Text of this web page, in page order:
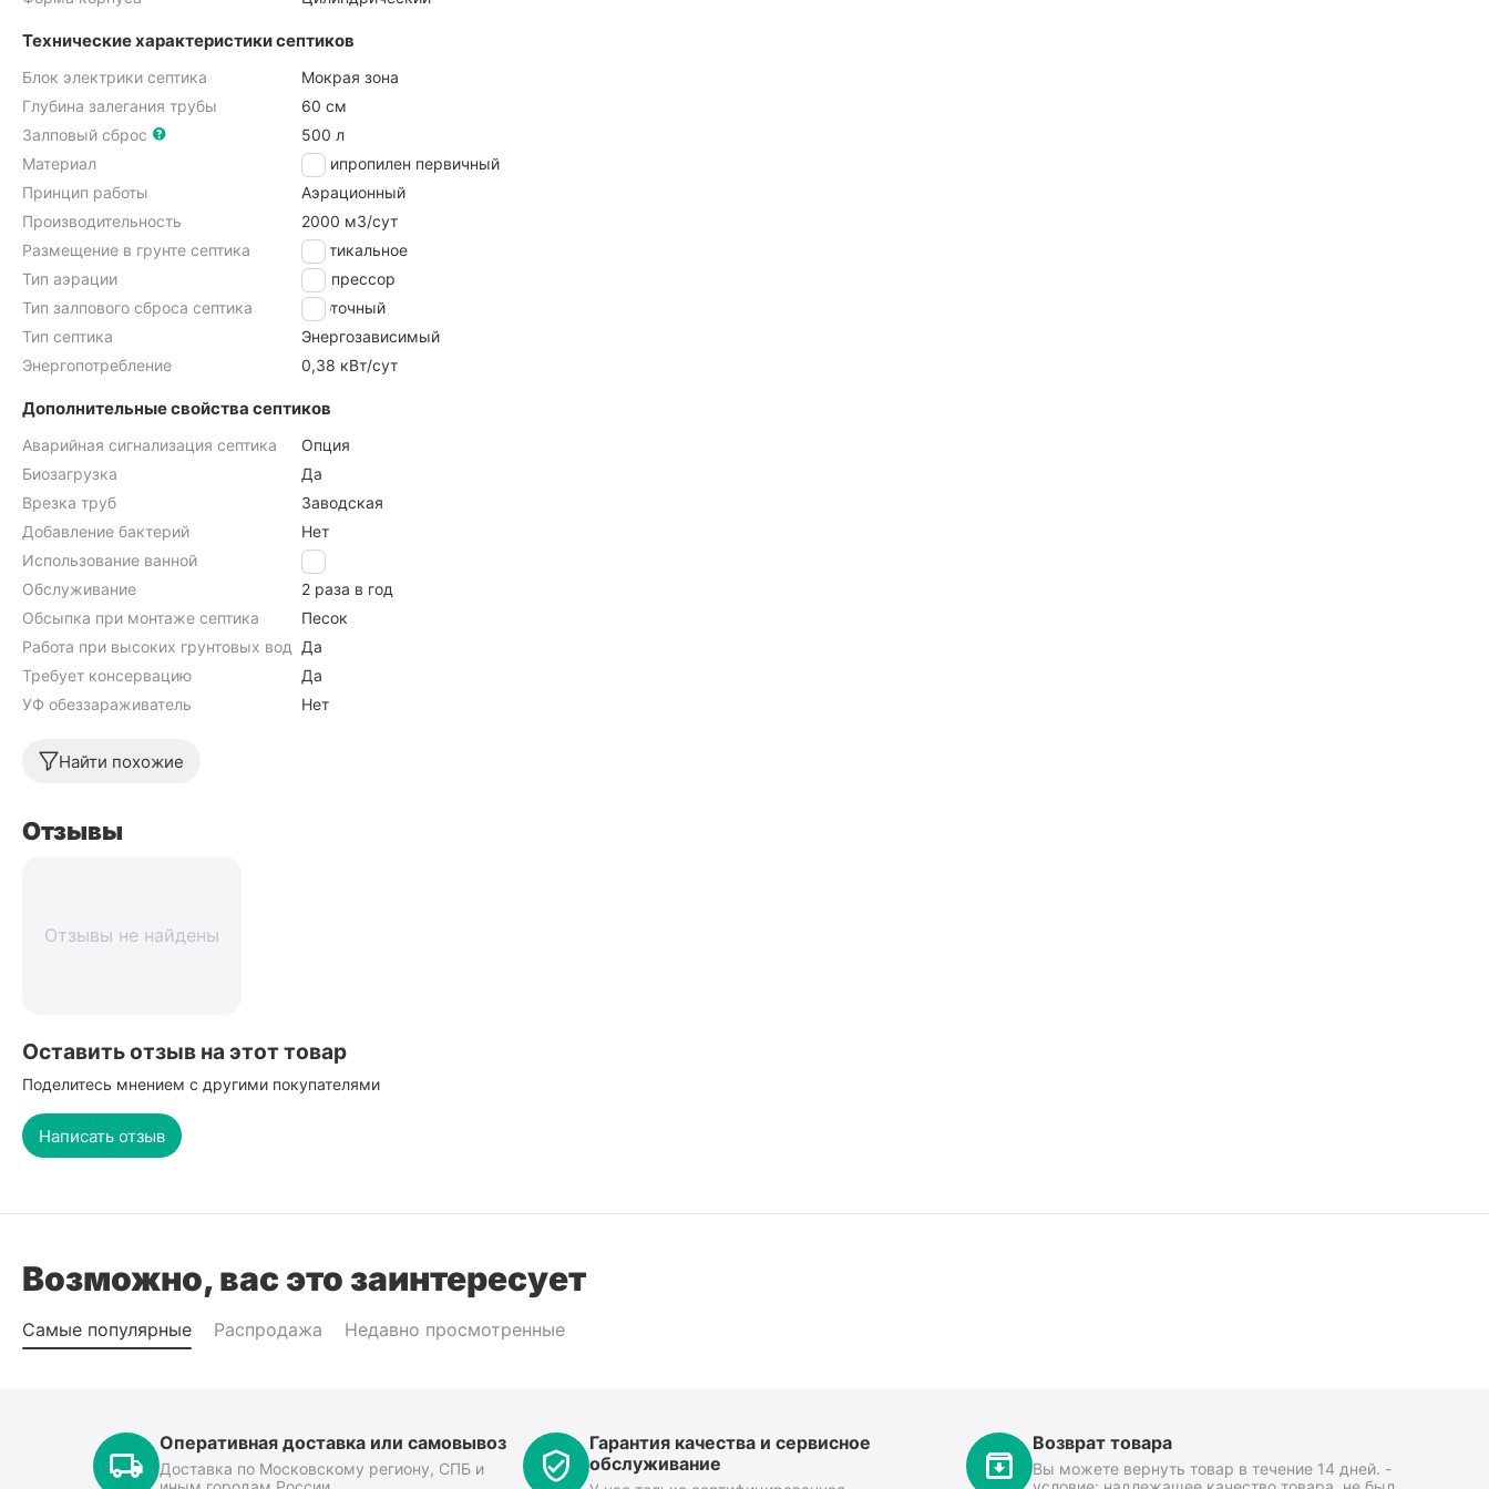
Технические характеристики септиков
Блок электрики септика
Мокрая зона
Глубина залегания трубы
60 см
Залповый сброс
500 л
Материал
Полипропилен первичный
Принцип работы
Аэрационный
Производительность
2000 м3/cут
Размещение в грунте септика
Вертикальное
Тип аэрации
Компрессор
Тип залпового сброса септика
Проточный
Тип септика
Энергозависимый
Энергопотребление
0,38 кВт/сут
Дополнительные свойства септиков
Аварийная сигнализация септика
Опция
Биозагрузка
Да
Врезка труб
Заводская
Добавление бактерий
Нет
Использование ванной
Да
Обслуживание
2 раза в год
Обсыпка при монтаже септика
Песок
Работа при высоких грунтовых водах септика
Да
Требует консервацию
Да
УФ обеззараживатель
Нет
Найти похожие
Отзывы
Отзывы не найдены
Оставить отзыв на этот товар
Поделитесь мнением с другими покупателями
Написать отзыв
Возможно, вас это заинтересует
Самые популярные Распродажа Недавно просмотренные
Оперативная доставка или самовывоз
Доставка по Московскому региону, СПБ и
Гарантия качества и сервисное
обслуживание
Возврат товара
Вы можете вернуть товар в течение 14 дней. -